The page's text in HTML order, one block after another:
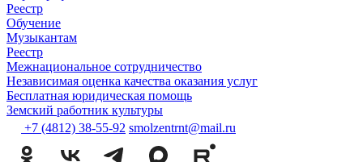
Реестр
Обучение
Музыкантам
Реестр
Межнациональное сотрудничество
Независимая оценка качества оказания услуг
Бесплатная юридическая помощь
Земский работник культуры
+7 (4812) 38-55-92 smolzentrnt@mail.ru